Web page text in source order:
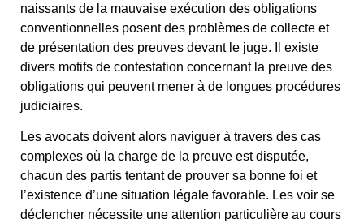
naissants de la mauvaise exécution des obligations
conventionnelles posent des problèmes de collecte et
de présentation des preuves devant le juge. Il existe
divers motifs de contestation concernant la preuve des
obligations qui peuvent mener à de longues procédures
judiciaires.
Les avocats doivent alors naviguer à travers des cas
complexes où la charge de la preuve est disputée,
chacun des partis tentant de prouver sa bonne foi et
l’existence d’une situation légale favorable. Les voir se
déclencher nécessite une attention particulière au cours